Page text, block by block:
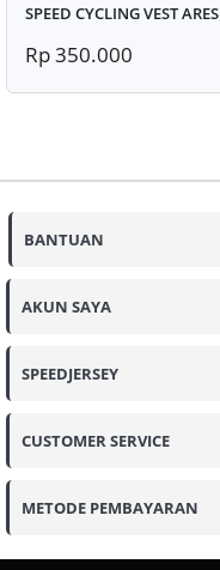
SPEED CYCLING VEST ARES
Rp 350.000
BANTUAN
AKUN SAYA
SPEEDJERSEY
CUSTOMER SERVICE
METODE PEMBAYARAN